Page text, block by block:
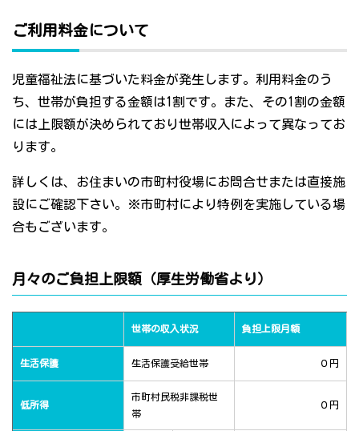
ご利用料金について
児童福祉法に基づいた料金が発生します。利用料金のう
ち、世帯が負担する金額は1割です。また、その1割の金額
には上限額が決められており世帯収入によって異なってお
ります。
詳しくは、お住まいの市町村役場にお問合せまたは直接施
設にご確認下さい。※市町村により特例を実施している場
合もございます。
月々のご負担上限額（厚生労働省より）
世帯の収入状況 負担上限月額
生活保護 生活保護受給世帯 ０円
低所得
市町村民税非課税世
帯
０円